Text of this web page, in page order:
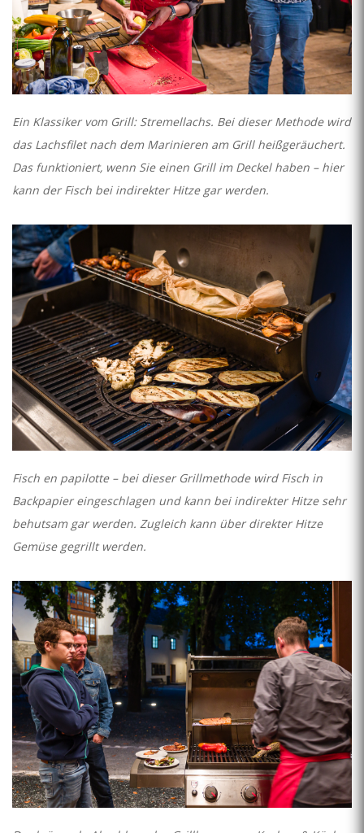
Ein Klassiker vom Grill: Stremellachs. Bei dieser Methode wird
das Lachsfilet nach dem Marinieren am Grill heißgeräuchert.
Das funktioniert, wenn Sie einen Grill im Deckel haben – hier
kann der Fisch bei indirekter Hitze gar werden.
Fisch en papilotte – bei dieser Grillmethode wird Fisch in
Backpapier eingeschlagen und kann bei indirekter Hitze sehr
behutsam gar werden. Zugleich kann über direkter Hitze
Gemüse gegrillt werden.